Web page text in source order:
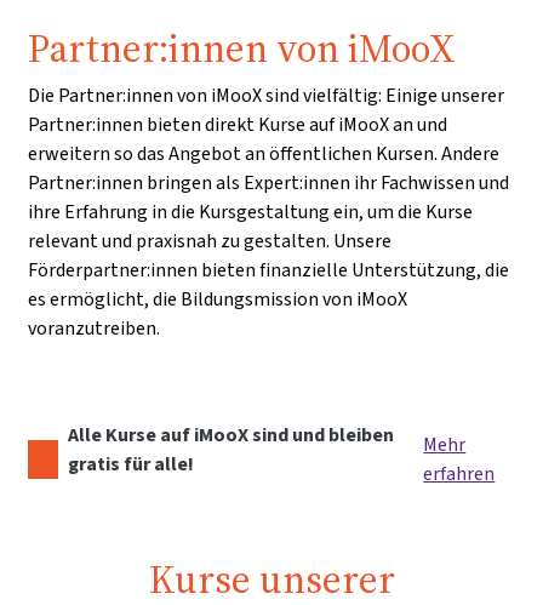
Partner:innen von iMooX
Die Partner:innen von iMooX sind vielfältig: Einige unserer
Partner:innen bieten direkt Kurse auf iMooX an und
erweitern so das Angebot an öffentlichen Kursen. Andere
Partner:innen bringen als Expert:innen ihr Fachwissen und
ihre Erfahrung in die Kursgestaltung ein, um die Kurse
relevant und praxisnah zu gestalten. Unsere
Förderpartner:innen bieten finanzielle Unterstützung, die
es ermöglicht, die Bildungsmission von iMooX
voranzutreiben.
Alle Kurse auf iMooX sind und bleiben
gratis für alle!
Mehr
erfahren
Kurse unserer